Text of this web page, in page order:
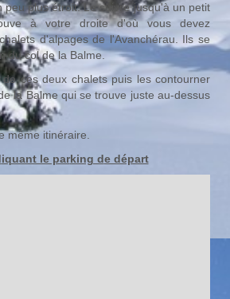
peu plus étroit. Le suivre jusqu'à un petit
à votre droite d'où vous devez
d'alpages de l'Avanchérau. Ils se
du col de la Balme.
ces deux chalets puis les contourner
la Balme qui se trouve juste au-dessus
même itinéraire.
iquant le parking de départ